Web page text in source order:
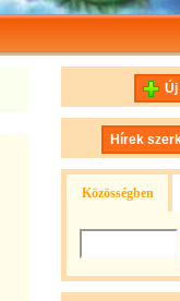
Hírek
Közösségben